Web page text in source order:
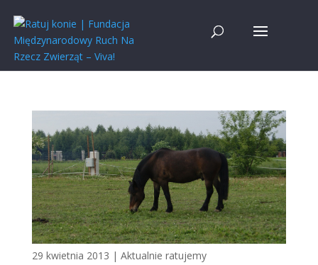
29 kwietnia 2013 | Aktualnie ratujemy